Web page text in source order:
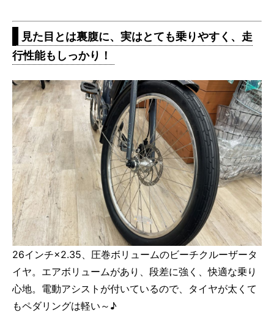
見た目とは裏腹に、実はとても乗りやすく、走
行性能もしっかり！
26インチ×2.35、圧巻ボリュームのビーチクルーザータ
イヤ。エアボリュームがあり、段差に強く、快適な乗り
心地。電動アシストが付いているので、タイヤが太くて
もペダリングは軽い～♪